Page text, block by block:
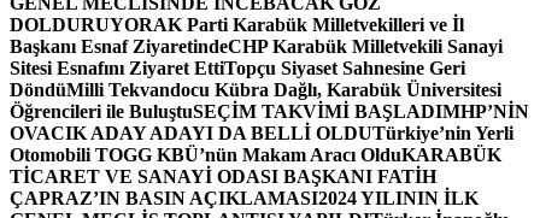
DOLDURUYORAK Parti Karabük Milletvekilleri ve İl
Başkanı Esnaf ZiyaretindeCHP Karabük Milletvekili Sanayi
Sitesi Esnafını Ziyaret EttiTopçu Siyaset Sahnesine Geri
DöndüMilli Tekvandocu Kübra Dağlı, Karabük Üniversitesi
Öğrencileri ile BuluştuSEÇİM TAKVİMİ BAŞLADIMHP’NİN
OVACIK ADAY ADAYI DA BELLİ OLDUTürkiye’nin Yerli
Otomobili TOGG KBÜ’nün Makam Aracı OlduKARABÜK
TİCARET VE SANAYİ ODASI BAŞKANI FATİH
ÇAPRAZ’IN BASIN AÇIKLAMASI2024 YILININ İLK